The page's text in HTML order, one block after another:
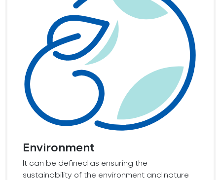
Environment
It can be defined as ensuring the
sustainability of the environment and nature